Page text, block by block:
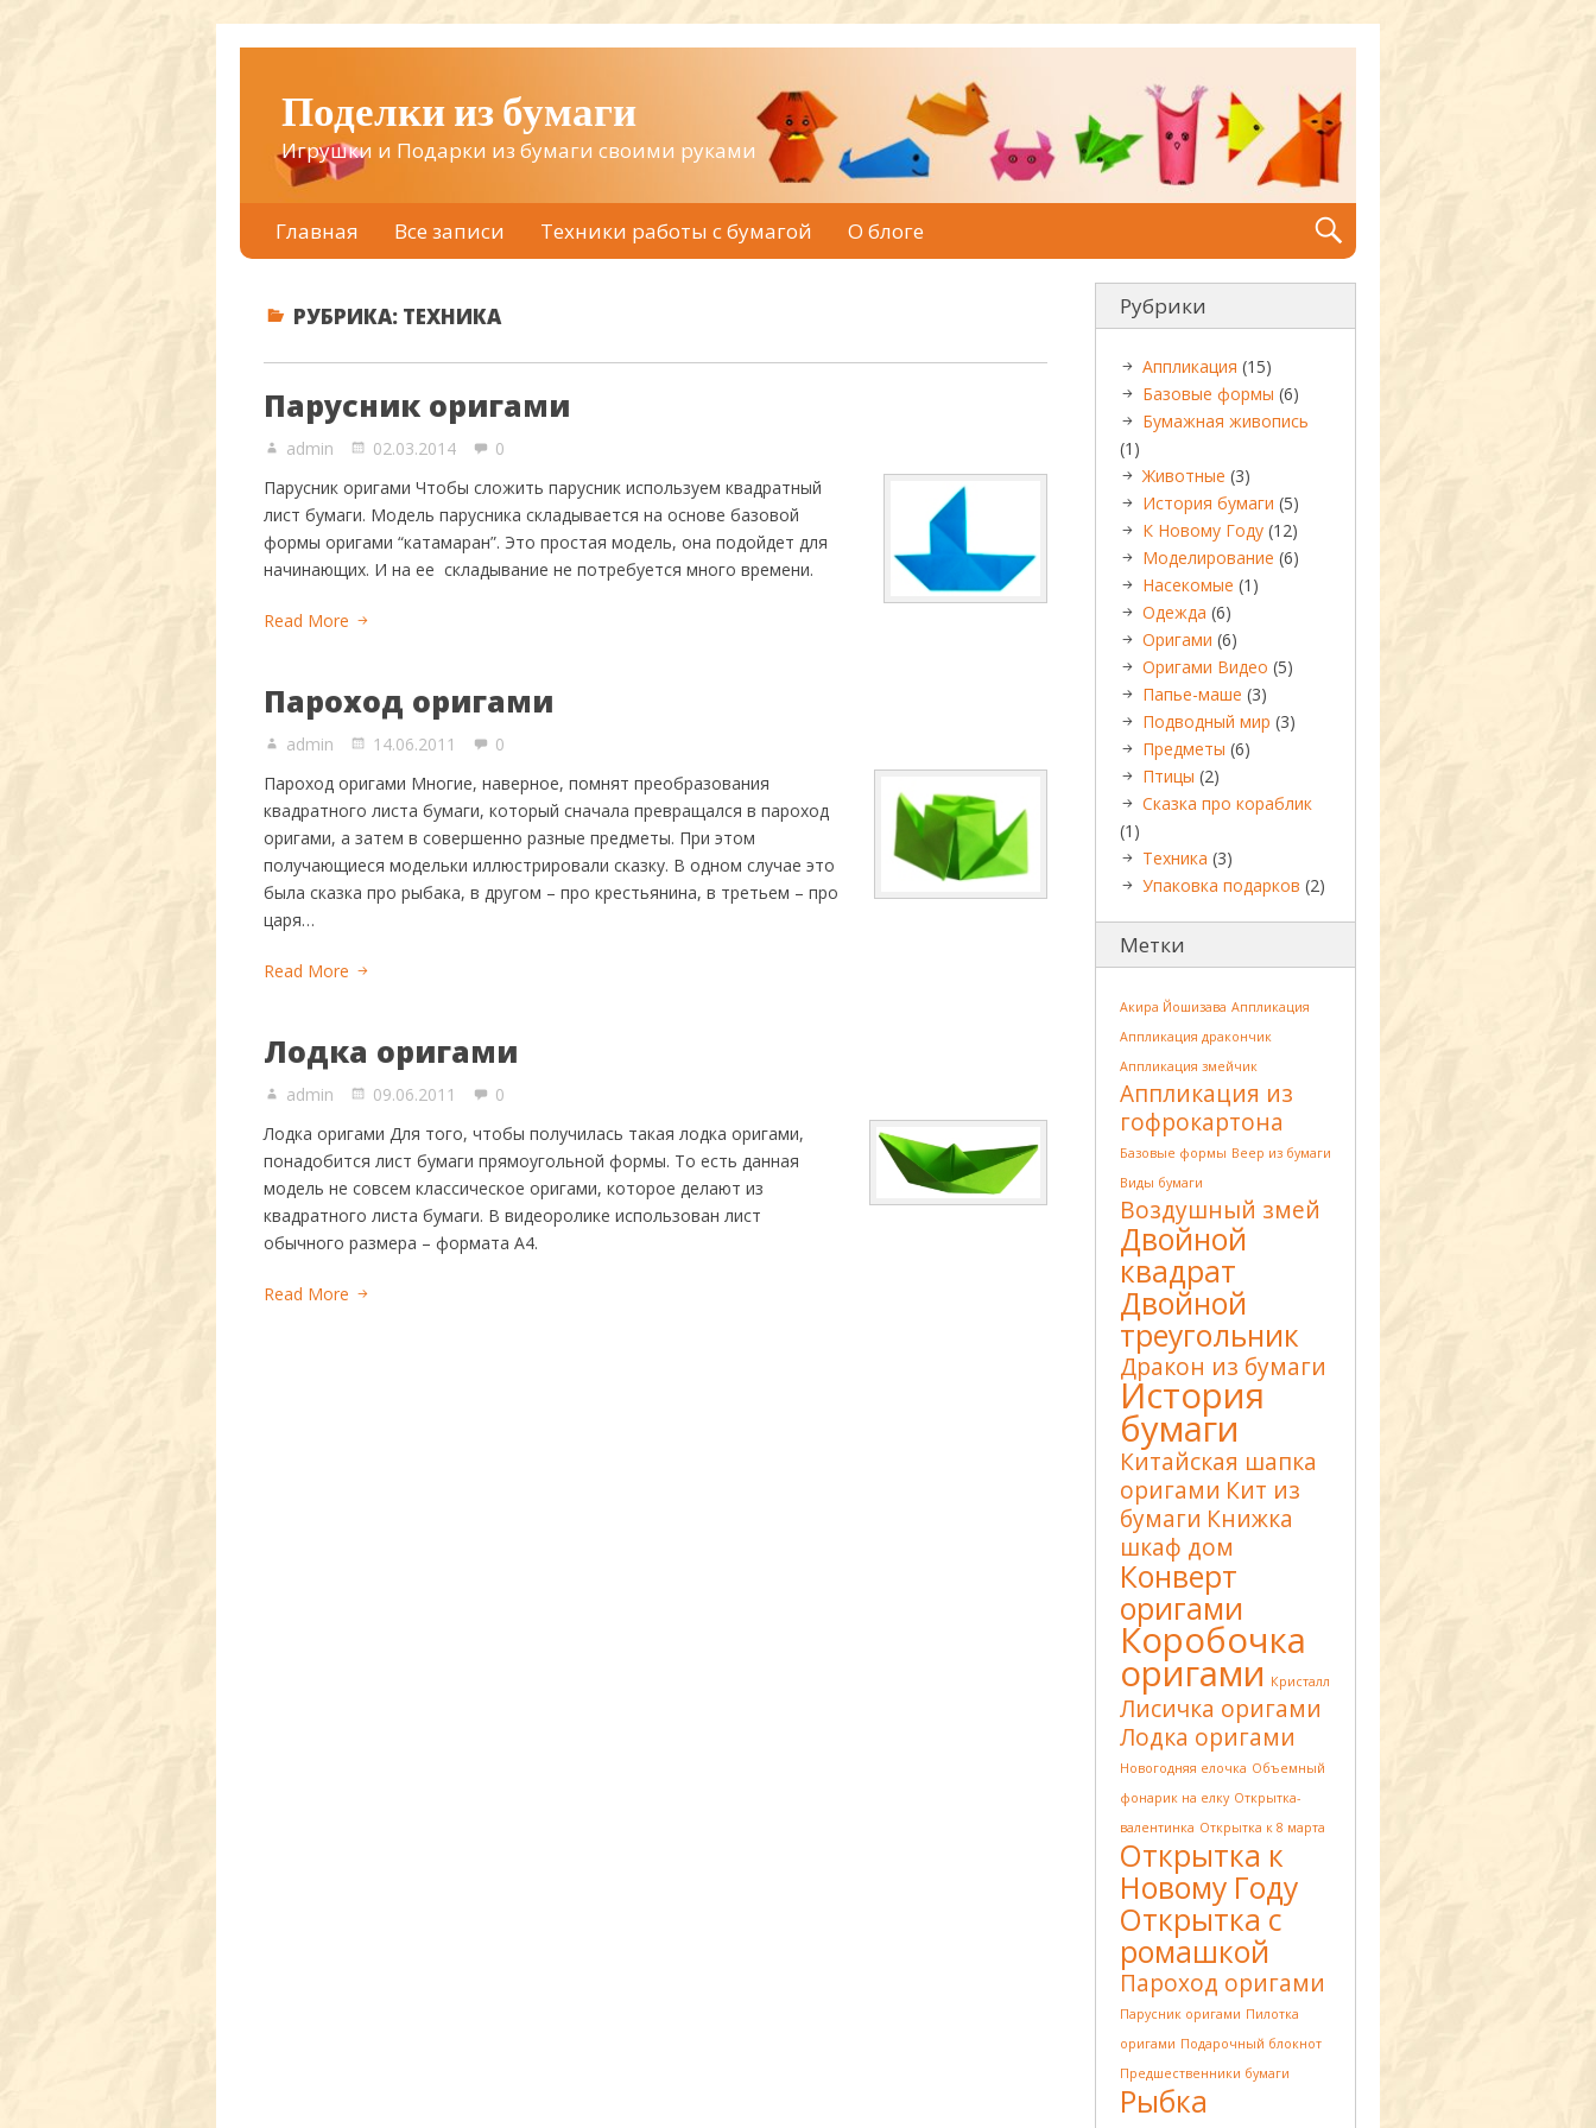
Поделки из бумаги
Игрушки и Подарки из бумаги своими руками
Главная Все записи Техники работы с бумагой О блоге
РУБРИКА: ТЕХНИКА
Парусник оригами
admin 02.03.2014
0
Парусник оригами Чтобы сложить парусник используем квадратный
лист бумаги. Модель парусника складывается на основе базовой
формы оригами “катамаран”. Это простая модель, она подойдет для
начинающих. И на ее складывание не потребуется много времени.
Read More
Пароход оригами
admin 14.06.2011
0
Пароход оригами Многие, наверное, помнят преобразования
квадратного листа бумаги, который сначала превращался в пароход
оригами, а затем в совершенно разные предметы. При этом
получающиеся модельки иллюстрировали сказку. В одном случае это
была сказка про рыбака, в другом – про крестьянина, в третьем – про
царя…
Read More
Лодка оригами
admin 09.06.2011
0
Лодка оригами Для того, чтобы получилась такая лодка оригами,
понадобится лист бумаги прямоугольной формы. То есть данная
модель не совсем классическое оригами, которое делают из
квадратного листа бумаги. В видеоролике использован лист
обычного размера – формата А4.
Read More
Рубрики
Аппликация (15)
Базовые формы (6)
Бумажная живопись
(1)
Животные (3)
История бумаги (5)
К Новому Году (12)
Моделирование (6)
Насекомые (1)
Одежда (6)
Оригами (6)
Оригами Видео (5)
Папье-маше (3)
Подводный мир (3)
Предметы (6)
Птицы (2)
Сказка про кораблик
(1)
Техника (3)
Упаковка подарков (2)
Метки
Акира Йошизава Аппликация
Аппликация дракончик
Аппликация змейчик
Аппликация из
гофрокартона
Базовые формы Веер из бумаги
Виды бумаги
Воздушный змей
Двойной
квадрат
Двойной
треугольник
Дракон из бумаги
История
бумаги
Китайская шапка
оригами Кит из
бумаги Книжка
шкаф дом
Конверт
оригами
Коробочка
оригами Кристалл
Лисичка оригами
Лодка оригами
Новогодняя елочка Объемный
фонарик на елку Открытка-
валентинка Открытка к 8 марта
Открытка к
Новому Году
Открытка с
ромашкой
Пароход оригами
Парусник оригами Пилотка
оригами Подарочный блокнот
Предшественники бумаги
Рыбка